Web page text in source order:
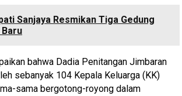
Sanjaya Resmikan Tiga Gedung
bahwa Dadia Penitangan Jimbaran
sebanyak 104 Kepala Keluarga (KK)
sama bergotong-royong dalam